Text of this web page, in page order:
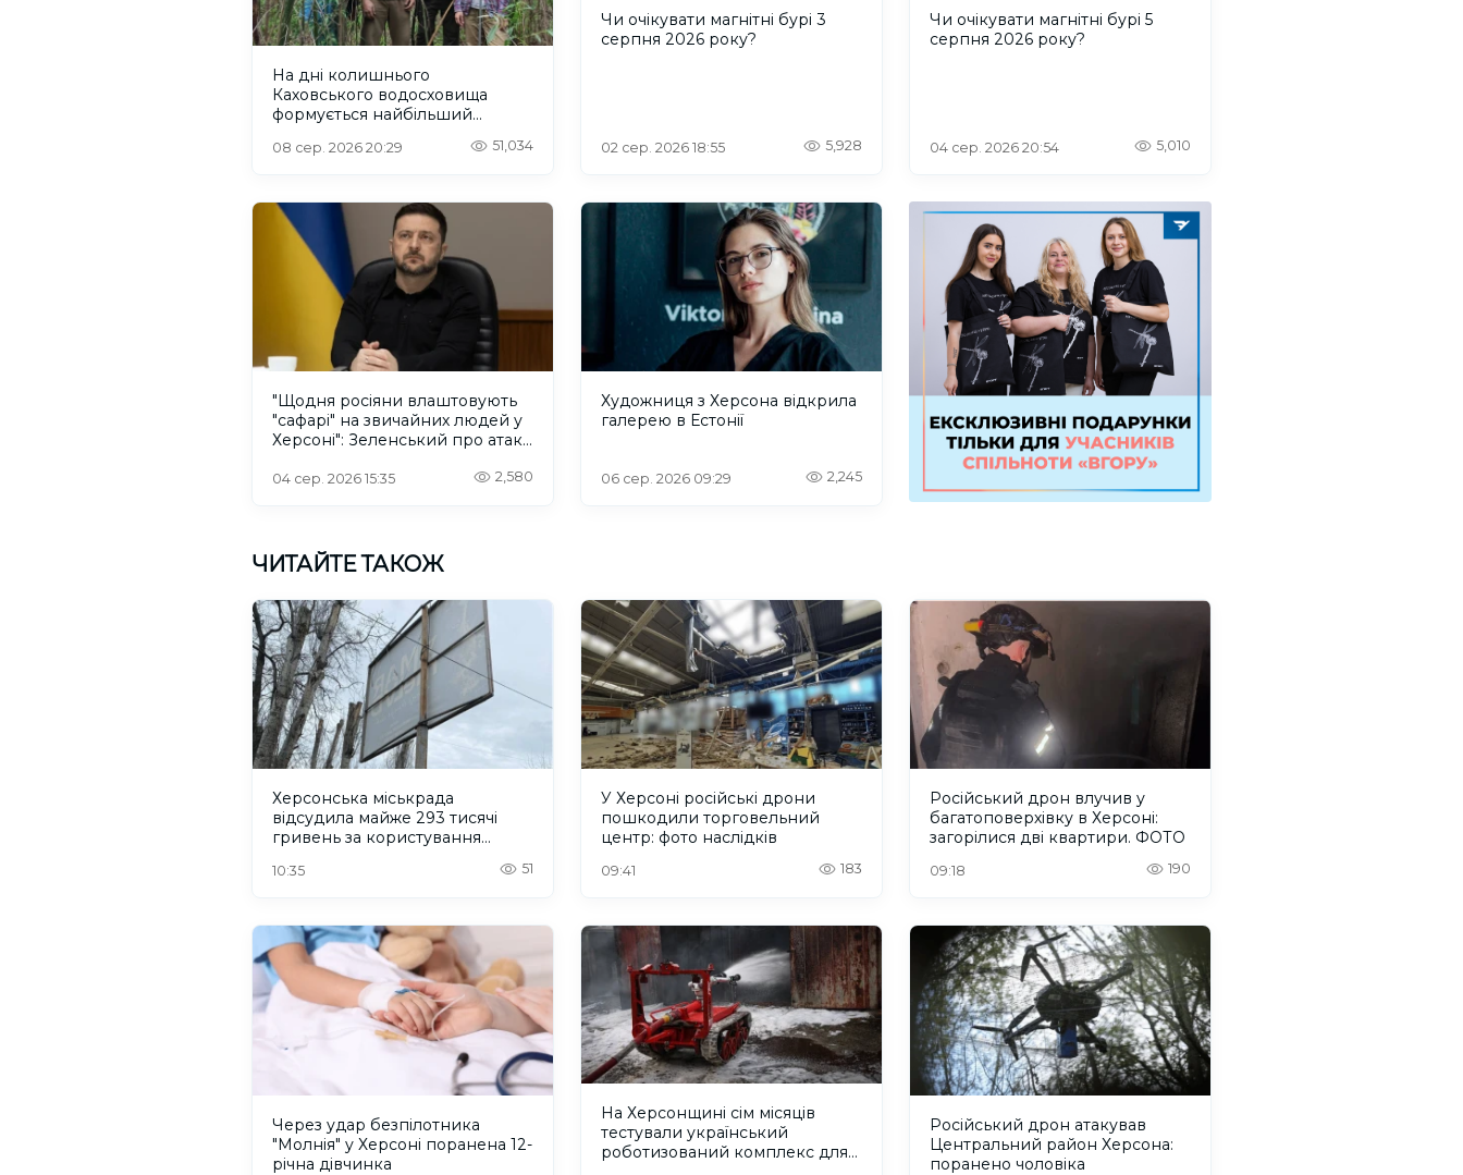
На дні колишнього
Каховського водосховища
формується найбільший
08 сер. 2026 20:29 51,034
Чи очікувати магнітні бурі 3
серпня 2026 року?
02 сер. 2026 18:55 5,928
Чи очікувати магнітні бурі 5
серпня 2026 року?
04 сер. 2026 20:54 5,010
"Щодня росіяни влаштовують
"сафарі" на звичайних людей у
Херсоні": Зеленський про атаку
04 сер. 2026 15:35 2,580
Художниця з Херсона відкрила
галерею в Естонії
06 сер. 2026 09:29 2,245
ЧИТАЙТЕ ТАКОЖ
Херсонська міськрада
відсудила майже 293 тисячі
гривень за користування
10:35 51
У Херсоні російські дрони
пошкодили торговельний
центр: фото наслідків
09:41 183
Російський дрон влучив у
багатоповерхівку в Херсоні:
загорілися дві квартири. ФОТО
09:18 190
Через удар безпілотника
"Молнія" у Херсоні поранена 12-
річна дівчинка
На Херсонщині сім місяців
тестували український
роботизований комплекс для
Російський дрон атакував
Центральний район Херсона:
поранено чоловіка